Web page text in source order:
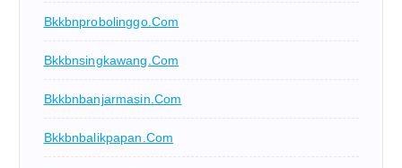
Bkkbnprobolinggo.com
Bkkbnsingkawang.com
Bkkbnbanjarmasin.com
Bkkbnbalikpapan.com